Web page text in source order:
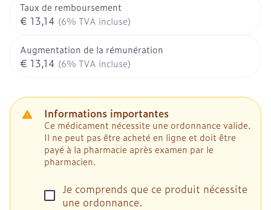
Taux de remboursement
€ 13,14 (6% TVA incluse)
Augmentation de la rémunération
€ 13,14 (6% TVA incluse)
Informations importantes
Ce médicament nécessite une ordonnance valide.
Il ne peut pas être acheté en ligne et doit être
payé à la pharmacie après examen par le
pharmacien.
Je comprends que ce produit nécessite
une ordonnance.